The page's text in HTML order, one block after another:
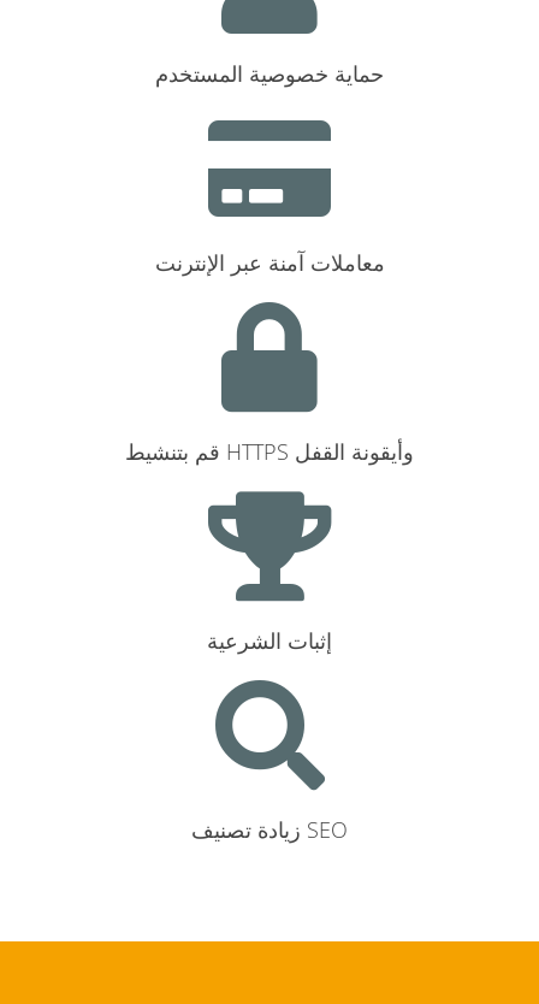
حماية خصوصية المستخدم
معاملات آمنة عبر الإنترنت
قم بتنشيط HTTPS وأيقونة القفل
إثبات الشرعية
زيادة تصنيف SEO